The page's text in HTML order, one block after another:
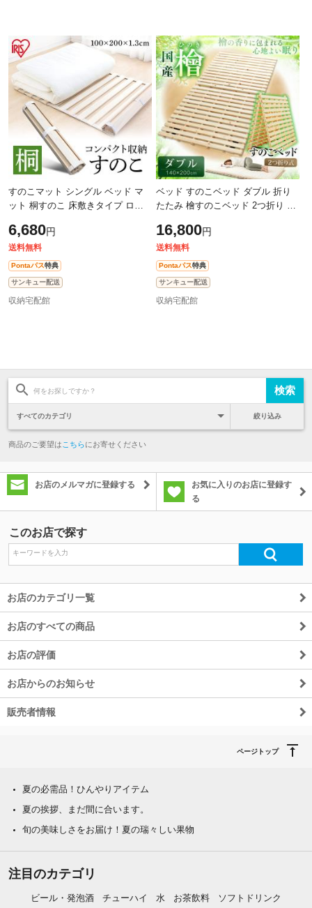
すのこマット シングル ベッド マ
ット 桐すのこ 床敷きタイプ ロー
菌効果 耐久性 すのこ コンパクト
6,680円
送料無料
Pontaパス特典
サンキュー配送
収納宅配館
ベッド すのこベッド ダブル 折り
たたみ 檜すのこベッド 2つ折り ダ
ひのき すのこ 布団干し 室内干し
16,800円
送料無料
Pontaパス特典
サンキュー配送
収納宅配館
絞り込み
商品のご要望は こちらにお寄せください
お店のメルマガに登録する
お気に入りのお店に登録す
る
このお店で探す
お店のカテゴリ一覧
お店のすべての商品
お店の評価
お店からのお知らせ
販売者情報
ページトップ
夏の必需品！ひんやりアイテム
夏の挨拶、まだ間に合います。
旬の美味しさをお届け！夏の瑞々しい果物
注目のカテゴリ
ビール・発泡酒 チューハイ 水 お茶飲料 ソフトドリンク